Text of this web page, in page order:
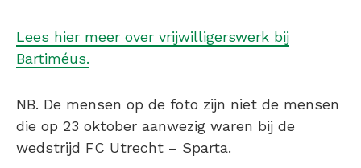
Lees hier meer over vrijwilligerswerk bij
Bartiméus.
NB. De mensen op de foto zijn niet de mensen
die op 23 oktober aanwezig waren bij de
wedstrijd FC Utrecht – Sparta.